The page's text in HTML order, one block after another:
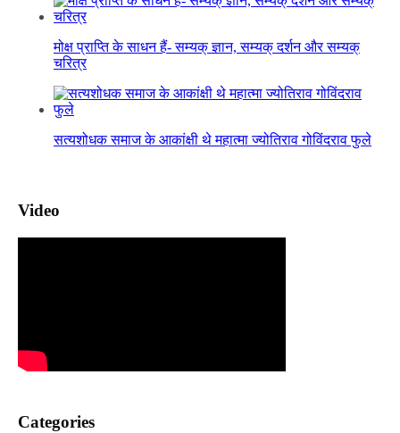
मोक्ष प्राप्ति के साधन हैं- सम्यक् ज्ञान, सम्यक् दर्शन और सम्यक्
चरित्र
सत्यशोधक समाज के आकांक्षी थे महात्मा ज्योतिराव गोविंदराव फुले
Video
Categories